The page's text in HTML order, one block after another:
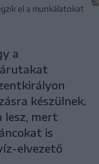
el a munkálatokat
a
készülnek.
lesz, mert
is
elvezető